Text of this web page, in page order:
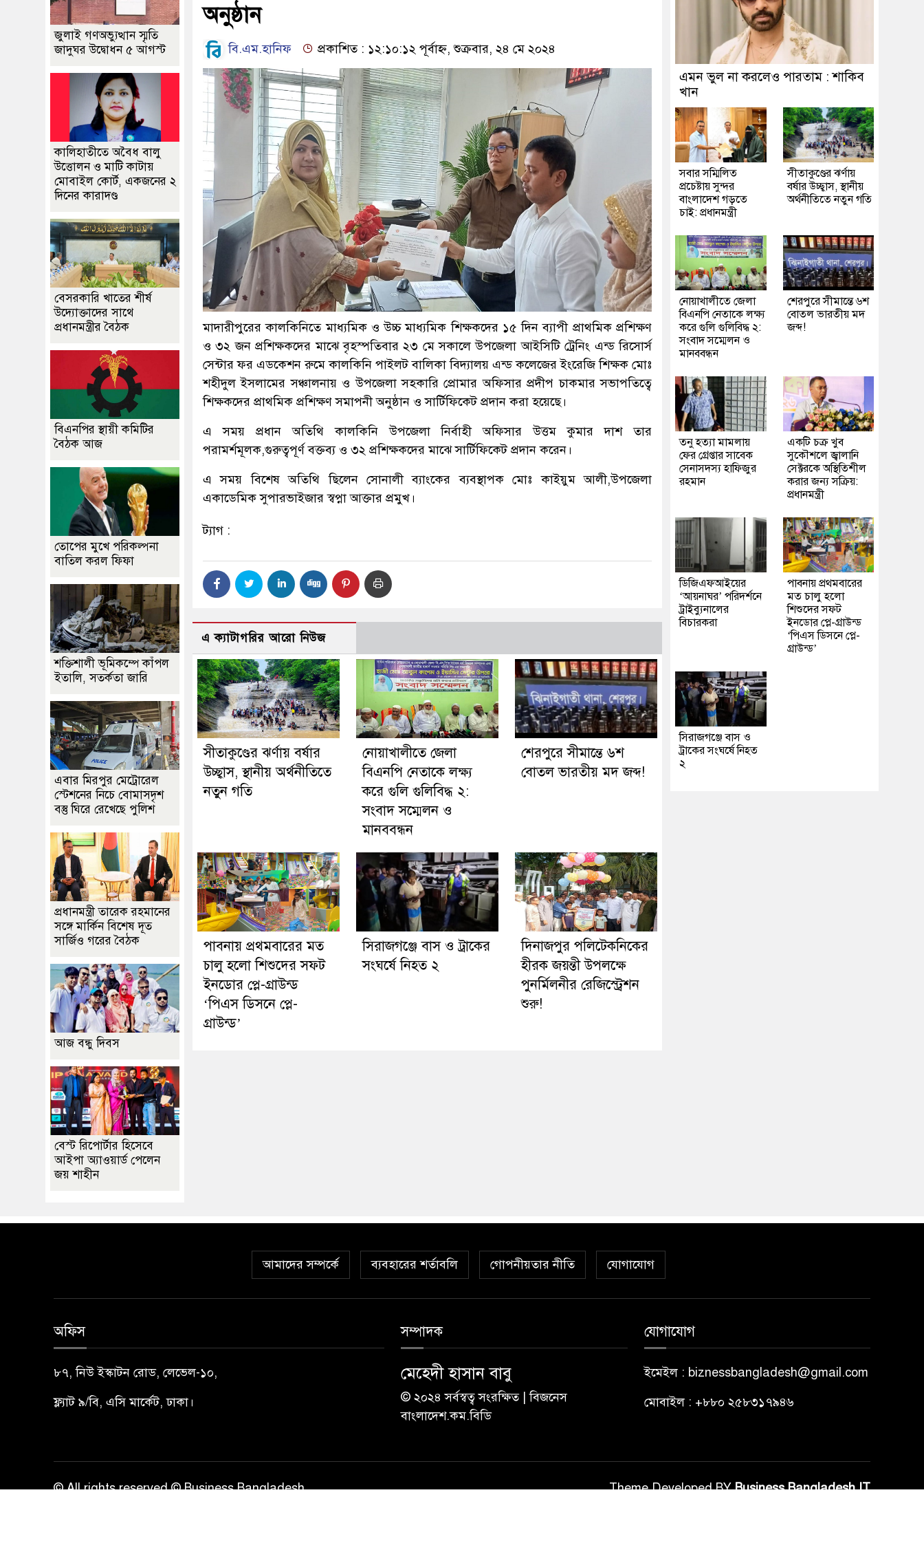
অনুষ্ঠান
বি.এম.হা‌নিফ প্রকাশিত : ১২:১০:১২ পূর্বাহ্ন, শুক্রবার, ২৪ মে ২০২৪
মাদারীপু‌রের কাল‌কি‌নি‌তে মাধ‌্যমিক ও উচ্চ মাধ‌্যমিক শিক্ষক‌দের ১৫ দিন ব‌্যাপী প্রাথ‌মিক প্র‌শিক্ষণ
ও ৩২ জন প্র‌শিক্ষক‌দের মা‌ঝে বৃহস্প‌তিবার ২৩ মে সকা‌লে উপ‌জেলা আই‌সি‌টি ট্রে‌নিং এন্ড রি‌সোর্স
সেন্টার ফর এড‌কেশন রু‌মে কাল‌কি‌নি পাইলট বালিকা বিদ‌্যালয় এন্ড ক‌লে‌জের ইং‌রে‌জি শিক্ষক মোঃ
শহীদুল ইসলা‌মের সঞ্চালনায় ও উপ‌জেলা সহকা‌রি প্রোমার অ‌ফিসার প্রদীপ চাকম‌ার সভাপ‌তি‌ত্বে
শিক্ষক‌দের প্রাথ‌মিক প্র‌শিক্ষণ সমাপনী অনুষ্ঠান ও সা‌র্টি‌ফি‌কেট প্রদান করা হ‌য়ে‌ছে।
এ সময় প্রধান অ‌তি‌থি কাল‌কি‌নি উপ‌জেলা নির্বাহী অ‌ফিসার উত্তম কুমার দাশ তার
পরামর্শমূলক,গুরুত্বপূর্ণ বক্তব‌্য ও ৩২ প্র‌শিক্ষক‌দের মা‌ঝে সা‌র্টি‌ফি‌কেট প্রদান ক‌রেন।
এ সময় বি‌শেষ অ‌তি‌থি ছি‌লেন সোনালী ব‌্যাং‌কের ব‌্যবস্থাপক মোঃ কাইয়ুম আলী,উপ‌জেলা
একা‌ডে‌মিক সুপারভাইজার স্বপ্না আক্তার প্রমুখ।
ট্যাগ :
এ ক্যাটাগরির আরো নিউজ
সীতাকুণ্ডের ঝর্ণায় বর্ষার
উচ্ছ্বাস, স্থানীয় অর্থনীতিতে
নতুন গতি
নোয়াখালীতে জেলা
বিএনপি নেতাকে লক্ষ্য
করে গুলি গুলিবিদ্ধ ২:
সংবাদ সম্মেলন ও
মানববন্ধন
শেরপুরে সীমান্তে ৬শ
বোতল ভারতীয় মদ জব্দ!
পাবনায় প্রথমবারের মত
চালু হলো শিশুদের সফট
ইনডোর প্লে-গ্রাউন্ড
‘পিএস ডিসনে প্লে-
গ্রাউন্ড’
সিরাজগঞ্জে বাস ও ট্রাকের
সংঘর্ষে নিহত ২
দিনাজপুর পলিটেকনিকের
হীরক জয়ন্তী উপলক্ষে
পুনর্মিলনীর রেজিস্ট্রেশন
শুরু!
জুলাই গণঅভ্যুত্থান স্মৃতি
জাদুঘর উদ্বোধন ৫ আগস্ট
কালিহাতীতে অবৈধ বালু
উত্তোলন ও মাটি কাটায়
মোবাইল কোর্ট, একজনের ২
দিনের কারাদণ্ড
বেসরকারি খাতের শীর্ষ
উদ্যোক্তাদের সাথে
প্রধানমন্ত্রীর বৈঠক
বিএনপির স্থায়ী কমিটির
বৈঠক আজ
তোপের মুখে পরিকল্পনা
বাতিল করল ফিফা
শক্তিশালী ভূমিকম্পে কাঁপল
ইতালি, সতর্কতা জারি
এবার মিরপুর মেট্রোরেল
স্টেশনের নিচে বোমাসদৃশ
বস্তু ঘিরে রেখেছে পুলিশ
প্রধানমন্ত্রী তারেক রহমানের
সঙ্গে মার্কিন বিশেষ দূত
সার্জিও গরের বৈঠক
আজ বন্ধু দিবস
বেস্ট রিপোর্টার হিসেবে
আইপা অ্যাওয়ার্ড পেলেন
জয় শাহীন
এমন ভুল না করলেও পারতাম : শাকিব
খান
সবার সম্মিলিত
প্রচেষ্টায় সুন্দর
বাংলাদেশ গড়তে
চাই: প্রধানমন্ত্রী
সীতাকুণ্ডের ঝর্ণায়
বর্ষার উচ্ছ্বাস, স্থানীয়
অর্থনীতিতে নতুন গতি
নোয়াখালীতে জেলা
বিএনপি নেতাকে লক্ষ্য
করে গুলি গুলিবিদ্ধ ২:
সংবাদ সম্মেলন ও
মানববন্ধন
শেরপুরে সীমান্তে ৬শ
বোতল ভারতীয় মদ
জব্দ!
তনু হত্যা মামলায়
ফের গ্রেপ্তার সাবেক
সেনাসদস্য হাফিজুর
রহমান
একটি চক্র খুব
সুকৌশলে জ্বালানি
সেক্টরকে অস্থিতিশীল
করার জন্য সক্রিয়:
প্রধানমন্ত্রী
ডিজিএফআইয়ের
‘আয়নাঘর’ পরিদর্শনে
ট্রাইব্যুনালের
বিচারকরা
পাবনায় প্রথমবারের
মত চালু হলো
শিশুদের সফট
ইনডোর প্লে-গ্রাউন্ড
‘পিএস ডিসনে প্লে-
গ্রাউন্ড’
সিরাজগঞ্জে বাস ও
ট্রাকের সংঘর্ষে নিহত
২
আমাদের সম্পর্কে ব্যবহারের শর্তাবলি গোপনীয়তার নীতি যোগাযোগ
অফিস
৮৭, নিউ ইস্কাটন রোড, লেভেল-১০,
ফ্ল্যাট ৯/বি, এসি মার্কেট, ঢাকা।
সম্পাদক
মেহেদী হাসান বাবু
© ২০২৪ সর্বস্বত্ব সংরক্ষিত | বিজনেস
বাংলাদেশ.কম.বিডি
যোগাযোগ
ইমেইল : biznessbangladesh@gmail.com
মোবাইল : +৮৮০ ২৫৮৩১৭৯৪৬
© All rights reserved © Business Bangladesh Theme Developed BYBusiness Bangladesh IT